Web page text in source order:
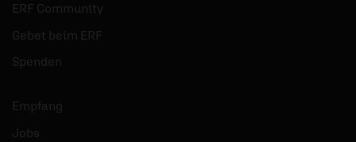
ERF Community
Gebet beim ERF
Spenden
Empfang
Jobs